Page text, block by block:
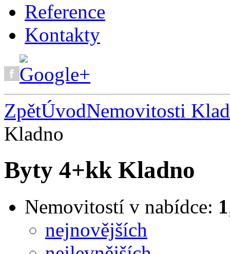
Reference
Kontakty
ZpětÚvodNemovitosti
Kladno
Byty 4+kk Kladno
Nemovitostí v nabídce: 1
nejnovějších